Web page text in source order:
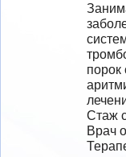
порок
Стаж
Врач